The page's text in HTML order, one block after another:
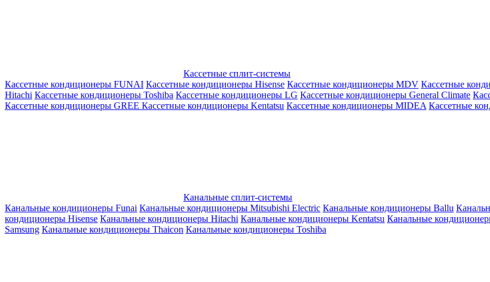
Кассетные сплит-системы
Кассетные кондиционеры FUNAI Кассетные кондиционеры Hisense Кассетные кондиционеры MDV Кассетные
Hitachi Кассетные кондиционеры Toshiba Кассетные кондиционеры LG Кассетные кондиционеры General Climate
Кассетные кондиционеры GREE Кассетные кондиционеры Kentatsu Кассетные кондиционеры MIDEA Кассетные
Канальные сплит-системы
Канальные кондиционеры Funai Канальные кондиционеры Mitsubishi Electric Канальные кондиционеры Ballu
кондиционеры Hisense Канальные кондиционеры Hitachi Канальные кондиционеры Kentatsu Канальные
Samsung Канальные кондиционеры Thaicon Канальные кондиционеры Toshiba